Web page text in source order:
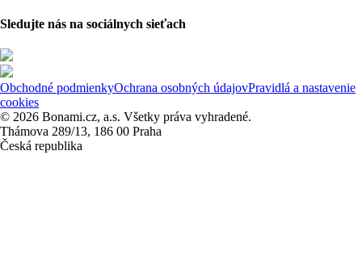
Sledujte nás na sociálnych sieťach
Obchodné podmienkyOchrana osobných údajovPravidlá a nastavenie
cookies
© 2026 Bonami.cz, a.s. Všetky práva vyhradené.
Thámova 289/13, 186 00 Praha
Česká republika